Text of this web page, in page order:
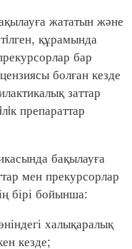
жататын және
құрамында
бар
болған кезде
заттар
препараттар
бақылауға
мен прекурсорлар
бірі бойынша:
халықаралық
кезде;